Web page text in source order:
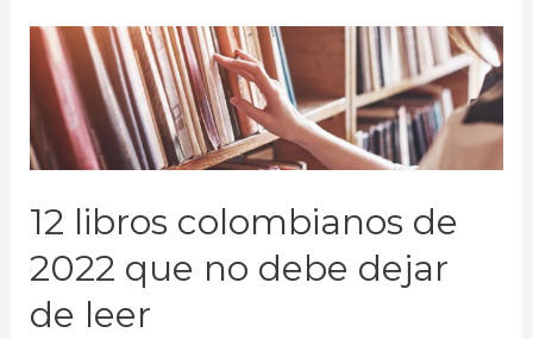
12 libros colombianos de
2022 que no debe dejar
de leer